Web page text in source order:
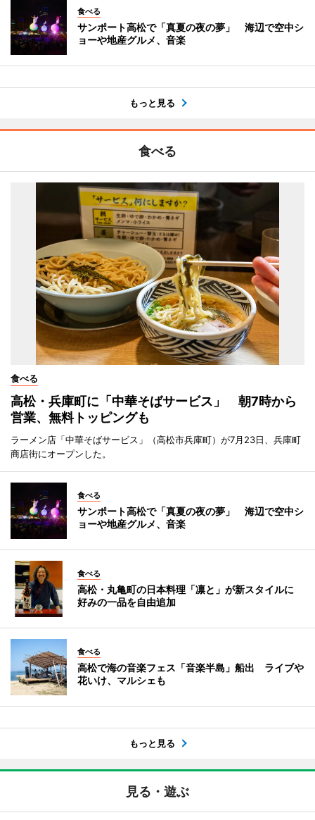
食べる
サンポート高松で「真夏の夜の夢」 海辺で空中シ
ョーや地産グルメ、音楽
もっと見る
食べる
食べる
高松・兵庫町に「中華そばサービス」 朝7時から
営業、無料トッピングも
ラーメン店「中華そばサービス」（高松市兵庫町）が7月23日、兵庫町
商店街にオープンした。
食べる
サンポート高松で「真夏の夜の夢」 海辺で空中シ
ョーや地産グルメ、音楽
食べる
高松・丸亀町の日本料理「凛と」が新スタイルに
好みの一品を自由追加
食べる
高松で海の音楽フェス「音楽半島」船出 ライブや
花いけ、マルシェも
もっと見る
見る・遊ぶ